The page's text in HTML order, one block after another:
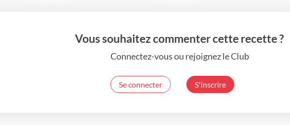
Vous souhaitez commenter cette recette ?
Connectez-vous ou rejoignez le Club
Se connecter S'inscrire